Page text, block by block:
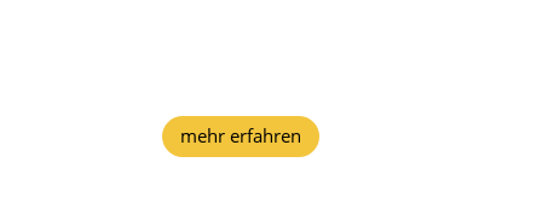
mehr erfahren